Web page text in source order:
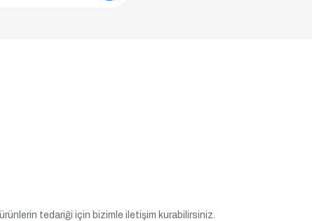
tedariği için bizimle iletişim kurabilirsiniz.